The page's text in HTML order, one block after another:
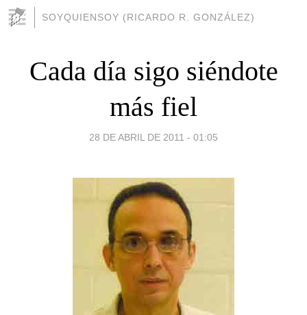
SOYQUIENSOY (RICARDO R. GONZÁLEZ)
Cada día sigo siéndote
más fiel
28 DE ABRIL DE 2011 - 01:05